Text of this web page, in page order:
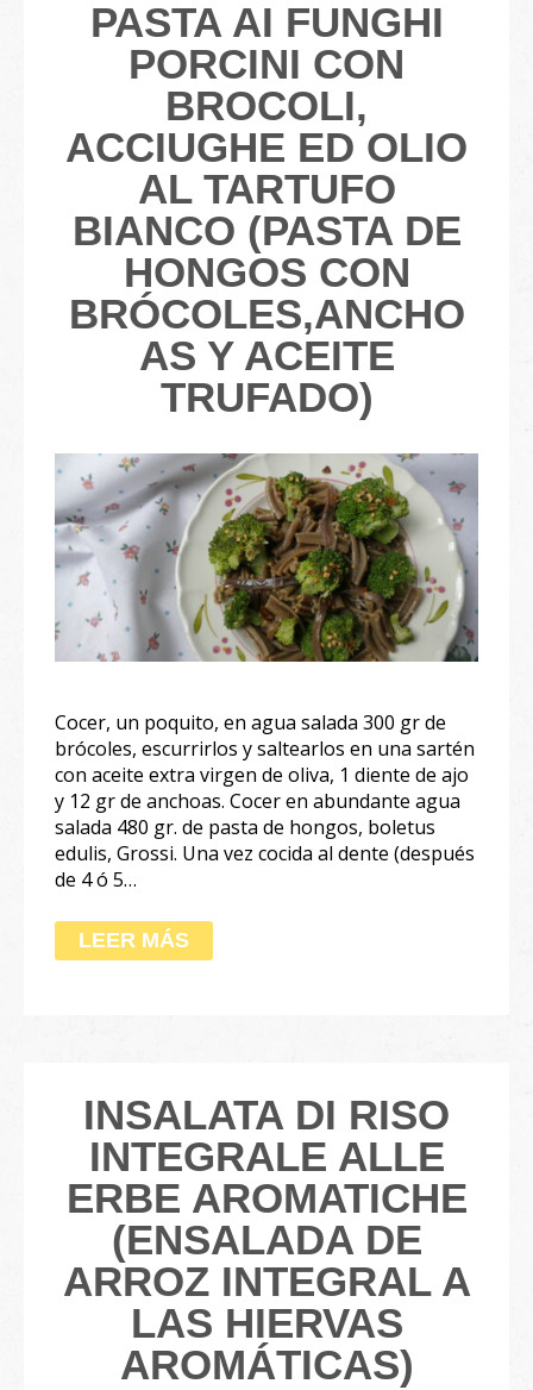
PASTA AI FUNGHI
PORCINI CON
BROCOLI,
ACCIUGHE ED OLIO
AL TARTUFO
BIANCO (PASTA DE
HONGOS CON
BRÓCOLES,ANCHO
AS Y ACEITE
TRUFADO)
Cocer, un poquito, en agua salada 300 gr de
brócoles, escurrirlos y saltearlos en una sartén
con aceite extra virgen de oliva, 1 diente de ajo
y 12 gr de anchoas. Cocer en abundante agua
salada 480 gr. de pasta de hongos, boletus
edulis, Grossi. Una vez cocida al dente (después
de 4 ó 5…
LEER MÁS
INSALATA DI RISO
INTEGRALE ALLE
ERBE AROMATICHE
(ENSALADA DE
ARROZ INTEGRAL A
LAS HIERVAS
AROMÁTICAS)